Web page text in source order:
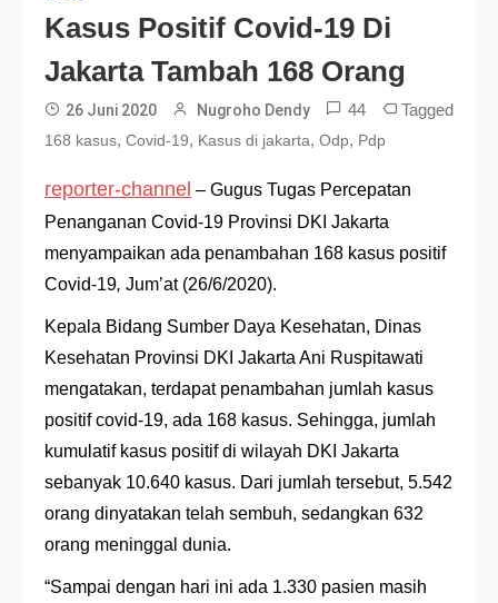
Kasus Positif Covid-19 Di
Jakarta Tambah 168 Orang
26 Juni 2020 Nugroho Dendy 44 Tagged
168 kasus, Covid-19, Kasus di jakarta, Odp, Pdp
reporter-channel – Gugus Tugas Percepatan
Penanganan Covid-19 Provinsi DKI Jakarta
menyampaikan ada penambahan 168 kasus positif
Covid-19, Jum’at (26/6/2020).
Kepala Bidang Sumber Daya Kesehatan, Dinas
Kesehatan Provinsi DKI Jakarta Ani Ruspitawati
mengatakan, terdapat penambahan jumlah kasus
positif covid-19, ada 168 kasus. Sehingga, jumlah
kumulatif kasus positif di wilayah DKI Jakarta
sebanyak 10.640 kasus. Dari jumlah tersebut, 5.542
orang dinyatakan telah sembuh, sedangkan 632
orang meninggal dunia.
“Sampai dengan hari ini ada 1.330 pasien masih